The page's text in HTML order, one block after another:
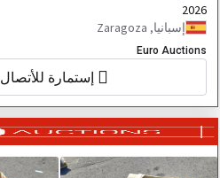
2026
إسبانيا, Zaragoza
Euro Auctions
إستمارة للأتصال